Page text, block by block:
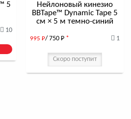
5
10
Нейлоновый кинезио
BBTape™ Dynamic Tape 5
см × 5 м темно-синий
995 Р/ 750 Р * 1
Скоро поступит